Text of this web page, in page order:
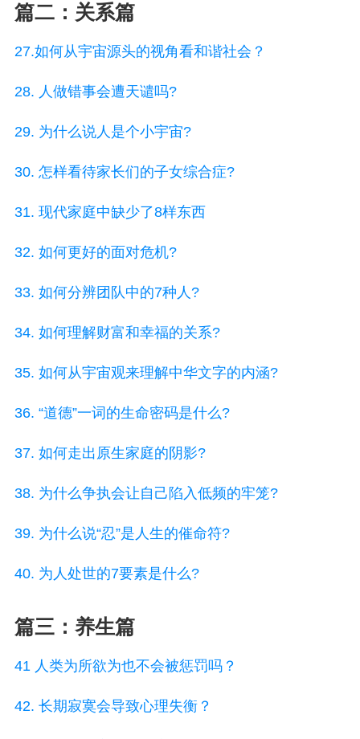
篇二：关系篇
27.如何从宇宙源头的视角看和谐社会？
28. 人做错事会遭天谴吗?
29. 为什么说人是个小宇宙?
30. 怎样看待家长们的子女综合症?
31. 现代家庭中缺少了8样东西
32. 如何更好的面对危机?
33. 如何分辨团队中的7种人?
34. 如何理解财富和幸福的关系?
35. 如何从宇宙观来理解中华文字的内涵?
36. “道德”一词的生命密码是什么?
37. 如何走出原生家庭的阴影?
38. 为什么争执会让自己陷入低频的牢笼?
39. 为什么说“忍”是人生的催命符?
40. 为人处世的7要素是什么?
篇三：养生篇
41 人类为所欲为也不会被惩罚吗？
42. 长期寂寞会导致心理失衡？